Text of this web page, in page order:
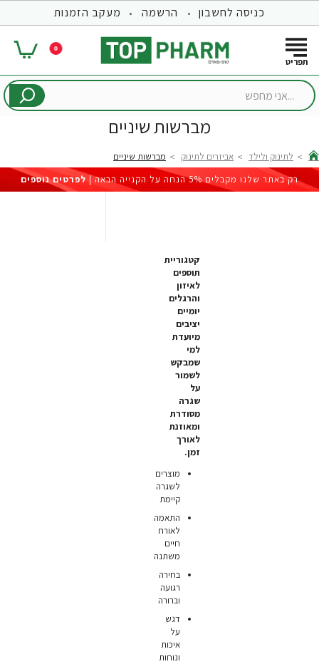
כניסה לחשבון הרשמה מעקב הזמנות
0
...אני
מברשות שיניים
home
לתינוק ולילד אביזרים לתינוק
מברשות שיניים
רק באתר שלנו מקבלים 5% הנחה על הקנייה הבאה |
לפרטים נוספים
קטגוריית
תוספים
לאיזון
והרגלים
יומיים
יציבים
מיועדת
למי
שמבקש
לשמור
על
שגרה
מסודרת
ומאוזנת
לאורך
זמן.
מוצרים
לשגרה
קיימת
התאמה
לאורח
חיים
משתנה
בחירה
רגועה
וברורה
דגש
על
איכות
ונוחות